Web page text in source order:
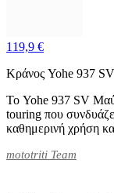
119,9 €
Κράνος Yohe 937
Το Yohe 937 SV
touring που
καθημερινή χρήση
mototriti Team